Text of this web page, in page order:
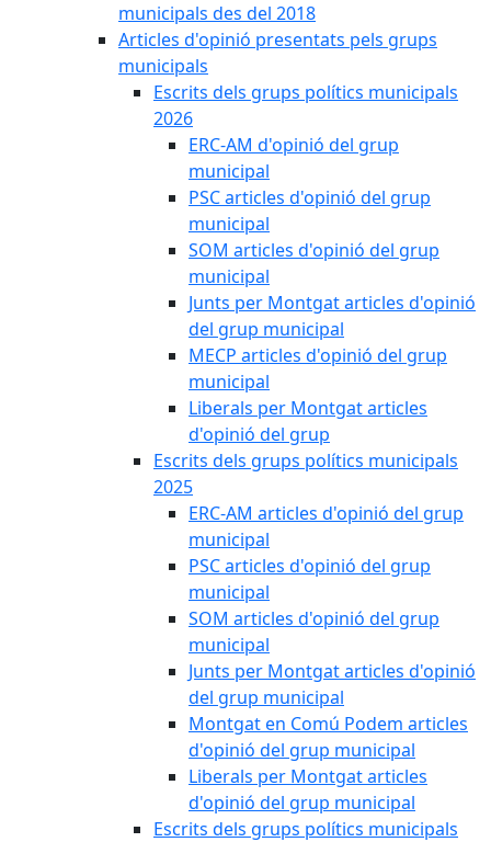
municipals des del 2018
Articles d'opinió presentats pels grups
municipals
Escrits dels grups polítics municipals
2026
ERC-AM d'opinió del grup
municipal
PSC articles d'opinió del grup
municipal
SOM articles d'opinió del grup
municipal
Junts per Montgat articles d'opinió
del grup municipal
MECP articles d'opinió del grup
municipal
Liberals per Montgat articles
d'opinió del grup
Escrits dels grups polítics municipals
2025
ERC-AM articles d'opinió del grup
municipal
PSC articles d'opinió del grup
municipal
SOM articles d'opinió del grup
municipal
Junts per Montgat articles d'opinió
del grup municipal
Montgat en Comú Podem articles
d'opinió del grup municipal
Liberals per Montgat articles
d'opinió del grup municipal
Escrits dels grups polítics municipals